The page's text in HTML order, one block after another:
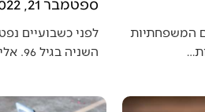
המשפחתיות
ספטמבר 21, 2022
לפני כשבועיים
השניה בגיל 96. אליזבת׳ הייתה…